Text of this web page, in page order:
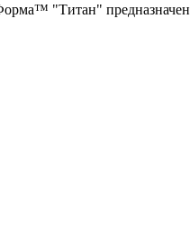
"Титан" предназначен